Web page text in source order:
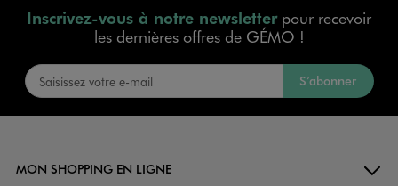
Inscrivez-vous à notre newsletterpour recevoir
les dernières offres de GÉMO !
S’abonner
MON SHOPPING EN LIGNE